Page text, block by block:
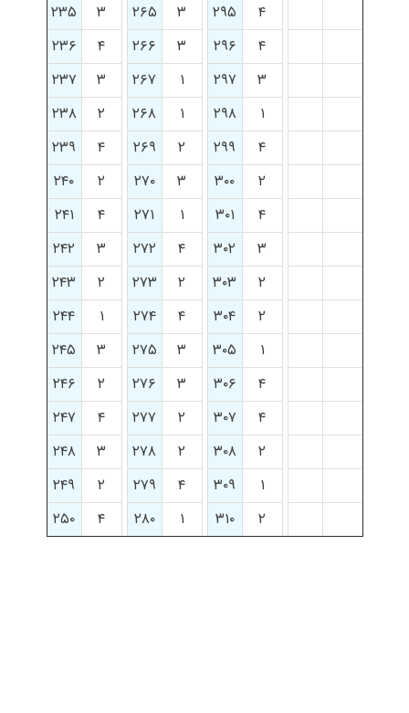
۴
۲۹۵ ۳ ۲۶۵ ۳
۲۳۵
۴
۲۹۶ ۳ ۲۶۶ ۴
۲۳۶
۳
۲۹۷ ۱ ۲۶۷ ۳
۲۳۷
۱
۲۹۸ ۱ ۲۶۸ ۲
۲۳۸
۴
۲۹۹ ۲ ۲۶۹ ۴
۲۳۹
۲
۳۰۰ ۳ ۲۷۰ ۲
۲۴۰
۴
۳۰۱ ۱ ۲۷۱ ۴
۲۴۱
۳
۳۰۲ ۴ ۲۷۲ ۳
۲۴۲
۲
۳۰۳ ۲ ۲۷۳ ۲
۲۴۳
۲
۳۰۴ ۴ ۲۷۴ ۱
۲۴۴
۱
۳۰۵ ۳ ۲۷۵ ۳
۲۴۵
۴
۳۰۶ ۳ ۲۷۶ ۲
۲۴۶
۴
۳۰۷ ۲ ۲۷۷ ۴
۲۴۷
۲
۳۰۸ ۲ ۲۷۸ ۳
۲۴۸
۱
۳۰۹ ۴ ۲۷۹ ۲
۲۴۹
۲
۳۱۰ ۱ ۲۸۰ ۴ ۲۵۰